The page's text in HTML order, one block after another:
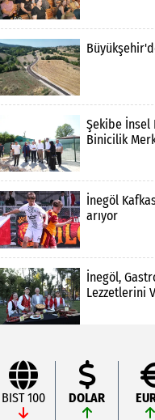
Şekibe İnsel
Binicilik
İnegöl
arıyor
İnegöl,
Lezzetlerini
BIST 100
DOLAR